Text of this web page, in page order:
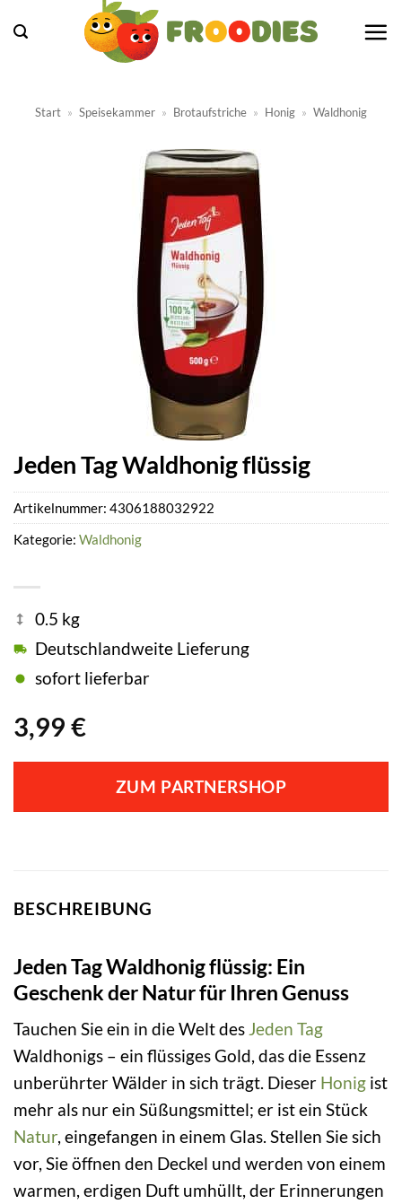
Inhalt
Start » Speisekammer » Brotaufstriche » Honig » Waldhonig
Jeden Tag Waldhonig flüssig
3,99 €
0.5 kg
Deutschlandweite Lieferung
sofort lieferbar
ZUM PARTNERSHOP
Artikelnummer: 4306188032922
Kategorie: Waldhonig
BESCHREIBUNG
Jeden Tag Waldhonig flüssig: Ein
Geschenk der Natur für Ihren Genuss
Tauchen Sie ein in die Welt des Jeden Tag
Waldhonigs – ein flüssiges Gold, das die Essenz
unberührter Wälder in sich trägt. Dieser Honig ist
mehr als nur ein Süßungsmittel; er ist ein Stück
Natur, eingefangen in einem Glas. Stellen Sie sich
vor, Sie öffnen den Deckel und werden von einem
warmen, erdigen Duft umhüllt, der Erinnerungen